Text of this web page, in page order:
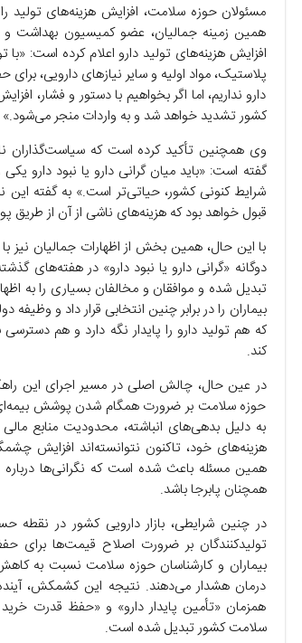
مسئولان حوزه سلامت، افزایش هزینه‌های تولید
همین زمینه جمالیان، عضو کمیسیون بهداشت
افزایش هزینه‌های تولید دارو اعلام کرده است:
پلاستیک، مواد اولیه و سایر نیاز‌های دارویی،
دارو نداریم، اما اگر بخواهیم با دستور و فشار،
کشور تشدید خواهد شد و به واردات منجر می‌شود.»
وی همچنین تأکید کرده است که سیاست‌گذاران
گفته است: «باید میان گرانی دارو یا نبود دارو یکی
شرایط کنونی کشور، حیاتی‌تر است.» به گفته این
قبول خواهد بود که هزینه‌های ناشی از آن از
با این حال، همین بخش از اظهارات جمالیان
دوگانه «گرانی دارو یا نبود دارو» در هفته‌های
تبدیل شده و موافقان و مخالفان بسیاری را به
بیماران را در برابر چنین انتخابی قرار داد و
که هم تولید دارو را پایدار نگه دارد و هم
کند.
در عین حال، چالش اصلی در مسیر اجرای این
حوزه سلامت بر ضرورت همگام شدن پوشش بیمه‌ای
به دلیل بدهی‌های انباشته، محدودیت منابع
هزینه‌های خود، تاکنون نتوانسته‌اند افزایش
همین مسئله باعث شده است که نگرانی‌ها درباره
همچنان پابرجا باشد.
در چنین شرایطی، بازار دارویی کشور در
تولیدکنندگان بر ضرورت اصلاح قیمت‌ها برای
بیماران و کارشناسان حوزه سلامت نسبت به
درمان هشدار می‌دهند. نتیجه این کشمکش،
همزمان «تأمین پایدار دارو» و «حفظ قدرت
سلامت کشور تبدیل شده است.